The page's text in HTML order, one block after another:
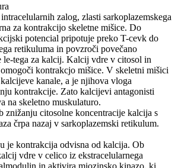
zalog, zlasti sarkoplazemskega
za kontrakcijo skeletne mišice. Do
potencial pripotuje preko T-cevk do
retikuluma in povzroči povečano
le-tega za kalcij. Kalcij vdre v citosol in
kontrakcjo mišice. V skeletni mišici
kanale, a je njihova vloga
kontrakcije. Zato kalcijevi antagonisti
na skeletno muskulaturo.
znižanju citosolne koncentracije kalcija s
črpa nazaj v sarkoplazemski retikulum.
je kontrakcija odvisna od kalcija. Ob
vdre v celico iz ekstracelularnega
in aktivira miozinsko kinazo, ki